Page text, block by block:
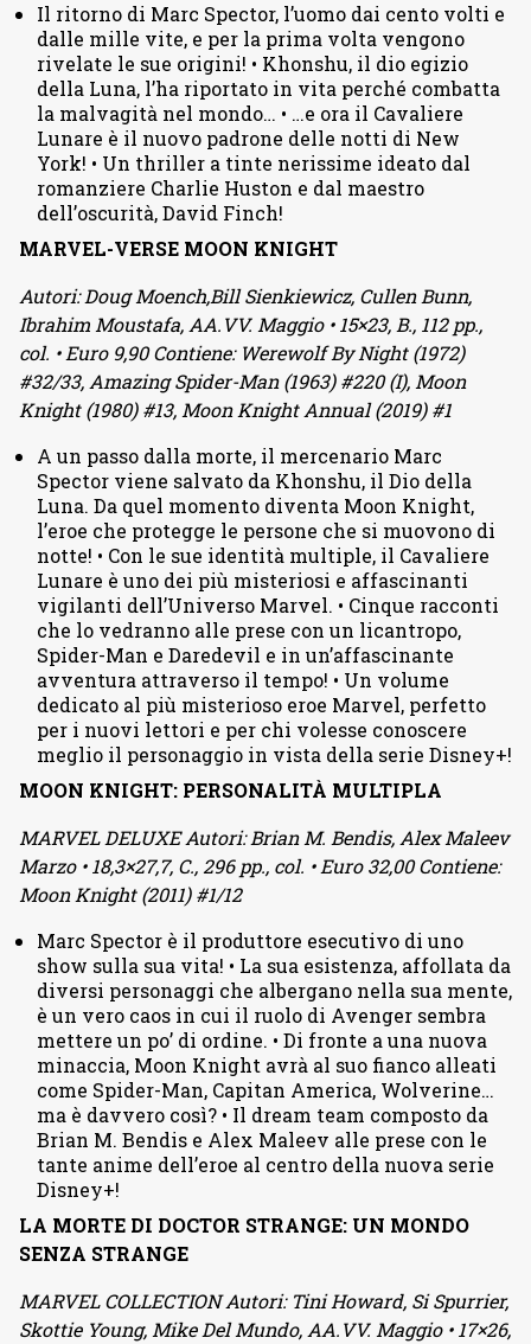
Il ritorno di Marc Spector, l’uomo dai cento volti e
dalle mille vite, e per la prima volta vengono
rivelate le sue origini! • Khonshu, il dio egizio
della Luna, l’ha riportato in vita perché combatta
la malvagità nel mondo… • …e ora il Cavaliere
Lunare è il nuovo padrone delle notti di New
York! • Un thriller a tinte nerissime ideato dal
romanziere Charlie Huston e dal maestro
dell’oscurità, David Finch!
MARVEL-VERSE MOON KNIGHT
Autori: Doug Moench,Bill Sienkiewicz, Cullen Bunn,
Ibrahim Moustafa, AA.VV. Maggio • 15×23, B., 112 pp.,
col. • Euro 9,90 Contiene: Werewolf By Night (1972)
#32/33, Amazing Spider-Man (1963) #220 (I), Moon
Knight (1980) #13, Moon Knight Annual (2019) #1
A un passo dalla morte, il mercenario Marc
Spector viene salvato da Khonshu, il Dio della
Luna. Da quel momento diventa Moon Knight,
l’eroe che protegge le persone che si muovono di
notte! • Con le sue identità multiple, il Cavaliere
Lunare è uno dei più misteriosi e affascinanti
vigilanti dell’Universo Marvel. • Cinque racconti
che lo vedranno alle prese con un licantropo,
Spider-Man e Daredevil e in un’affascinante
avventura attraverso il tempo! • Un volume
dedicato al più misterioso eroe Marvel, perfetto
per i nuovi lettori e per chi volesse conoscere
meglio il personaggio in vista della serie Disney+!
MOON KNIGHT: PERSONALITÀ MULTIPLA
MARVEL DELUXE Autori: Brian M. Bendis, Alex Maleev
Marzo • 18,3×27,7, C., 296 pp., col. • Euro 32,00 Contiene:
Moon Knight (2011) #1/12
Marc Spector è il produttore esecutivo di uno
show sulla sua vita! • La sua esistenza, affollata da
diversi personaggi che albergano nella sua mente,
è un vero caos in cui il ruolo di Avenger sembra
mettere un po’ di ordine. • Di fronte a una nuova
minaccia, Moon Knight avrà al suo fianco alleati
come Spider-Man, Capitan America, Wolverine…
ma è davvero così? • Il dream team composto da
Brian M. Bendis e Alex Maleev alle prese con le
tante anime dell’eroe al centro della nuova serie
Disney+!
LA MORTE DI DOCTOR STRANGE: UN MONDO
SENZA STRANGE
MARVEL COLLECTION Autori: Tini Howard, Si Spurrier,
Skottie Young, Mike Del Mundo, AA.VV. Maggio • 17×26,